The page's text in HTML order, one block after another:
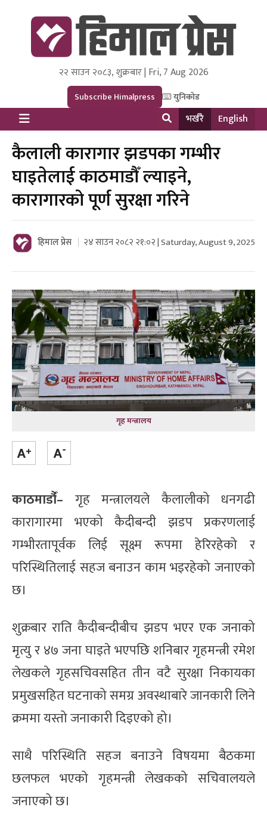
Himal Press
Dot NewsyNepal Media and Research Pvt Ltd.
२२ साउन २०८३, शुक्रबार | Fri, 7 Aug 2026
Subscribe Himalpress युनिकोड
भर्खरै English
कैलाली कारागार झडपका गम्भीर
घाइतेलाई काठमाडौँ ल्याइने,
कारागारको पूर्ण सुरक्षा गरिने
हिमाल प्रेस २४ साउन २०८२ २१:०२ | Saturday, August 9, 2025
गृह मन्त्रालय
काठमाडौँं– गृह मन्त्रालयले कैलालीको धनगढी
कारागारमा भएको कैदीबन्दी झडप प्रकरणलाई
गम्भीरतापूर्वक लिई सूक्ष्म रूपमा हेरिरहेको र
परिस्थितिलाई सहज बनाउन काम भइरहेको जनाएको
छ।
शुक्रबार राति कैदीबन्दीबीच झडप भएर एक जनाको
मृत्यु र ४७ जना घाइते भएपछि शनिबार गृहमन्त्री रमेश
लेखकले गृहसचिवसहित तीन वटै सुरक्षा निकायका
प्रमुखसहित घटनाको समग्र अवस्थाबारे जानकारी लिने
क्रममा यस्तो जनाकारी दिइएको हो।
साथै परिस्थिति सहज बनाउने विषयमा बैठकमा
छलफल भएको गृहमन्त्री लेखकको सचिवालयले
जनाएको छ।